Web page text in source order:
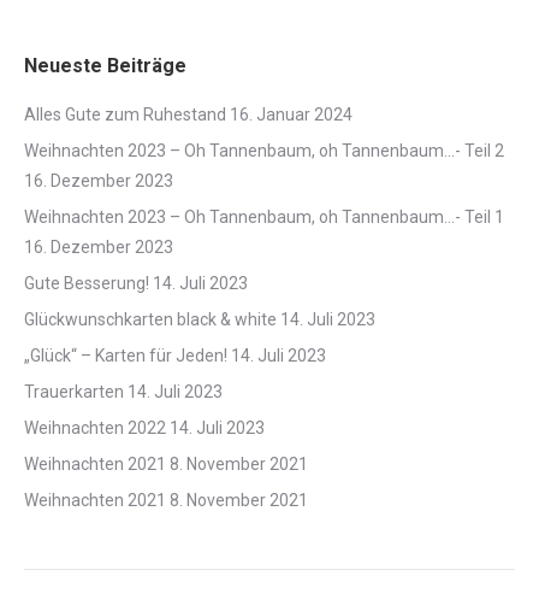
Neueste Beiträge
Alles Gute zum Ruhestand 16. Januar 2024
Weihnachten 2023 – Oh Tannenbaum, oh Tannenbaum…- Teil 2
16. Dezember 2023
Weihnachten 2023 – Oh Tannenbaum, oh Tannenbaum…- Teil 1
16. Dezember 2023
Gute Besserung! 14. Juli 2023
Glückwunschkarten black & white 14. Juli 2023
„Glück“ – Karten für Jeden! 14. Juli 2023
Trauerkarten 14. Juli 2023
Weihnachten 2022 14. Juli 2023
Weihnachten 2021 8. November 2021
Weihnachten 2021 8. November 2021